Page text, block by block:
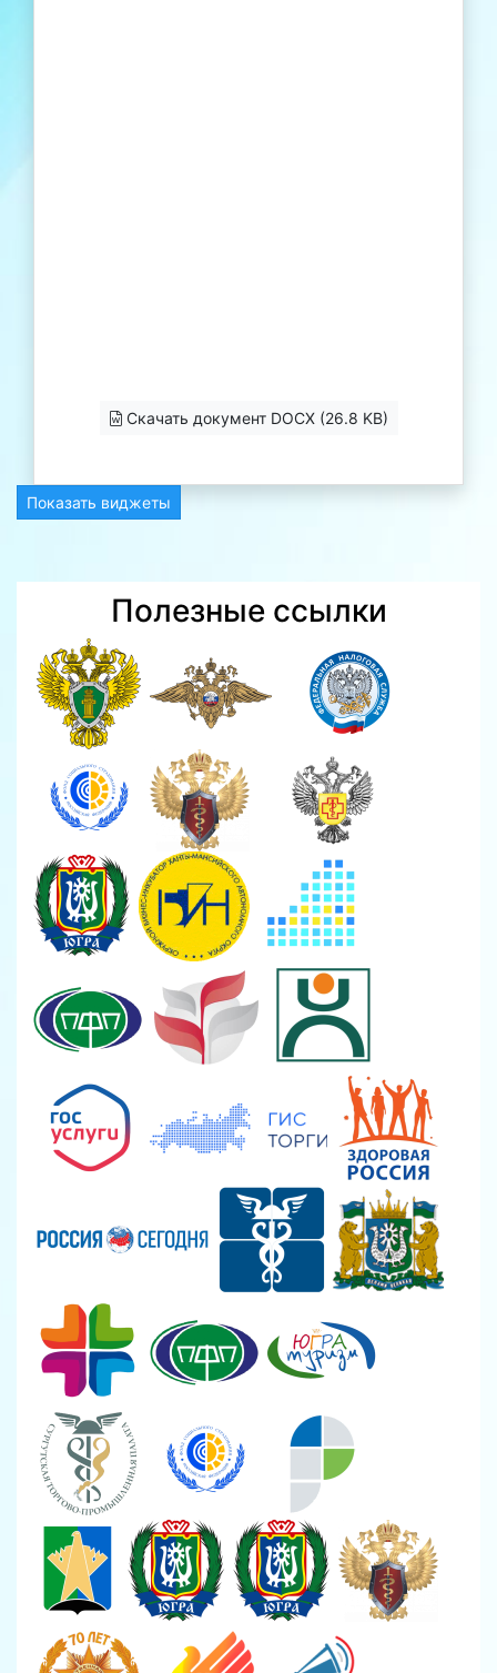
Скачать документ DOCX (26.8 KB)
Показать виджеты
Полезные ссылки